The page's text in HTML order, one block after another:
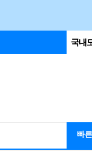
국내
빠